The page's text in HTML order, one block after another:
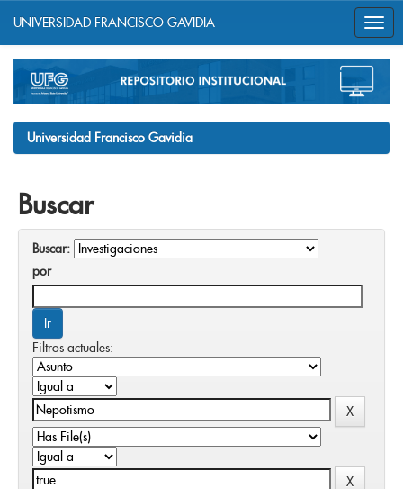
navigation
UNIVERSIDAD FRANCISCO GAVIDIA
Universidad Francisco Gavidia
Buscar
Buscar:
por
Filtros actuales: